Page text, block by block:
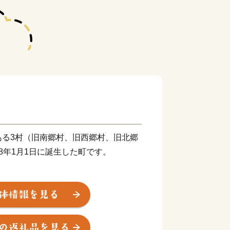
3村（旧南郷村、旧西郷村、旧北郷
1月1日に誕生した町です。
村制施行により、南郷村は上渡川
村、水清谷村の五村が合併して、そ
（大字山三ヶ又江・安蔵）を南郷
山三ヶ村、小原村、田代村、立石村